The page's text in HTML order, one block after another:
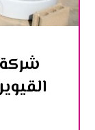
القيوين